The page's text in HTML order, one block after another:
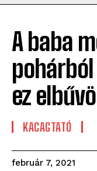
A baba
ez
KACAGTATÓ
február 7, 2021